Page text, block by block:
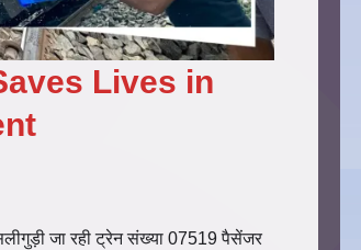
Lives in
जा रही ट्रेन संख्या 07519 पैसेंजर